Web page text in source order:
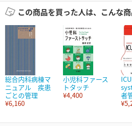
この商品を買った人は、こんな商
総合内科病棟マ
ニュアル 疾患
ごとの管理
¥6,160
小児科ファース
トタッチ
¥4,400
者